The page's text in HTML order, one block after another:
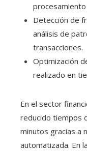
Detección de
análisis de
transacciones.
Optimización
realizado en
En el sector
reducido tiempos
minutos gracias a
automatizada. En